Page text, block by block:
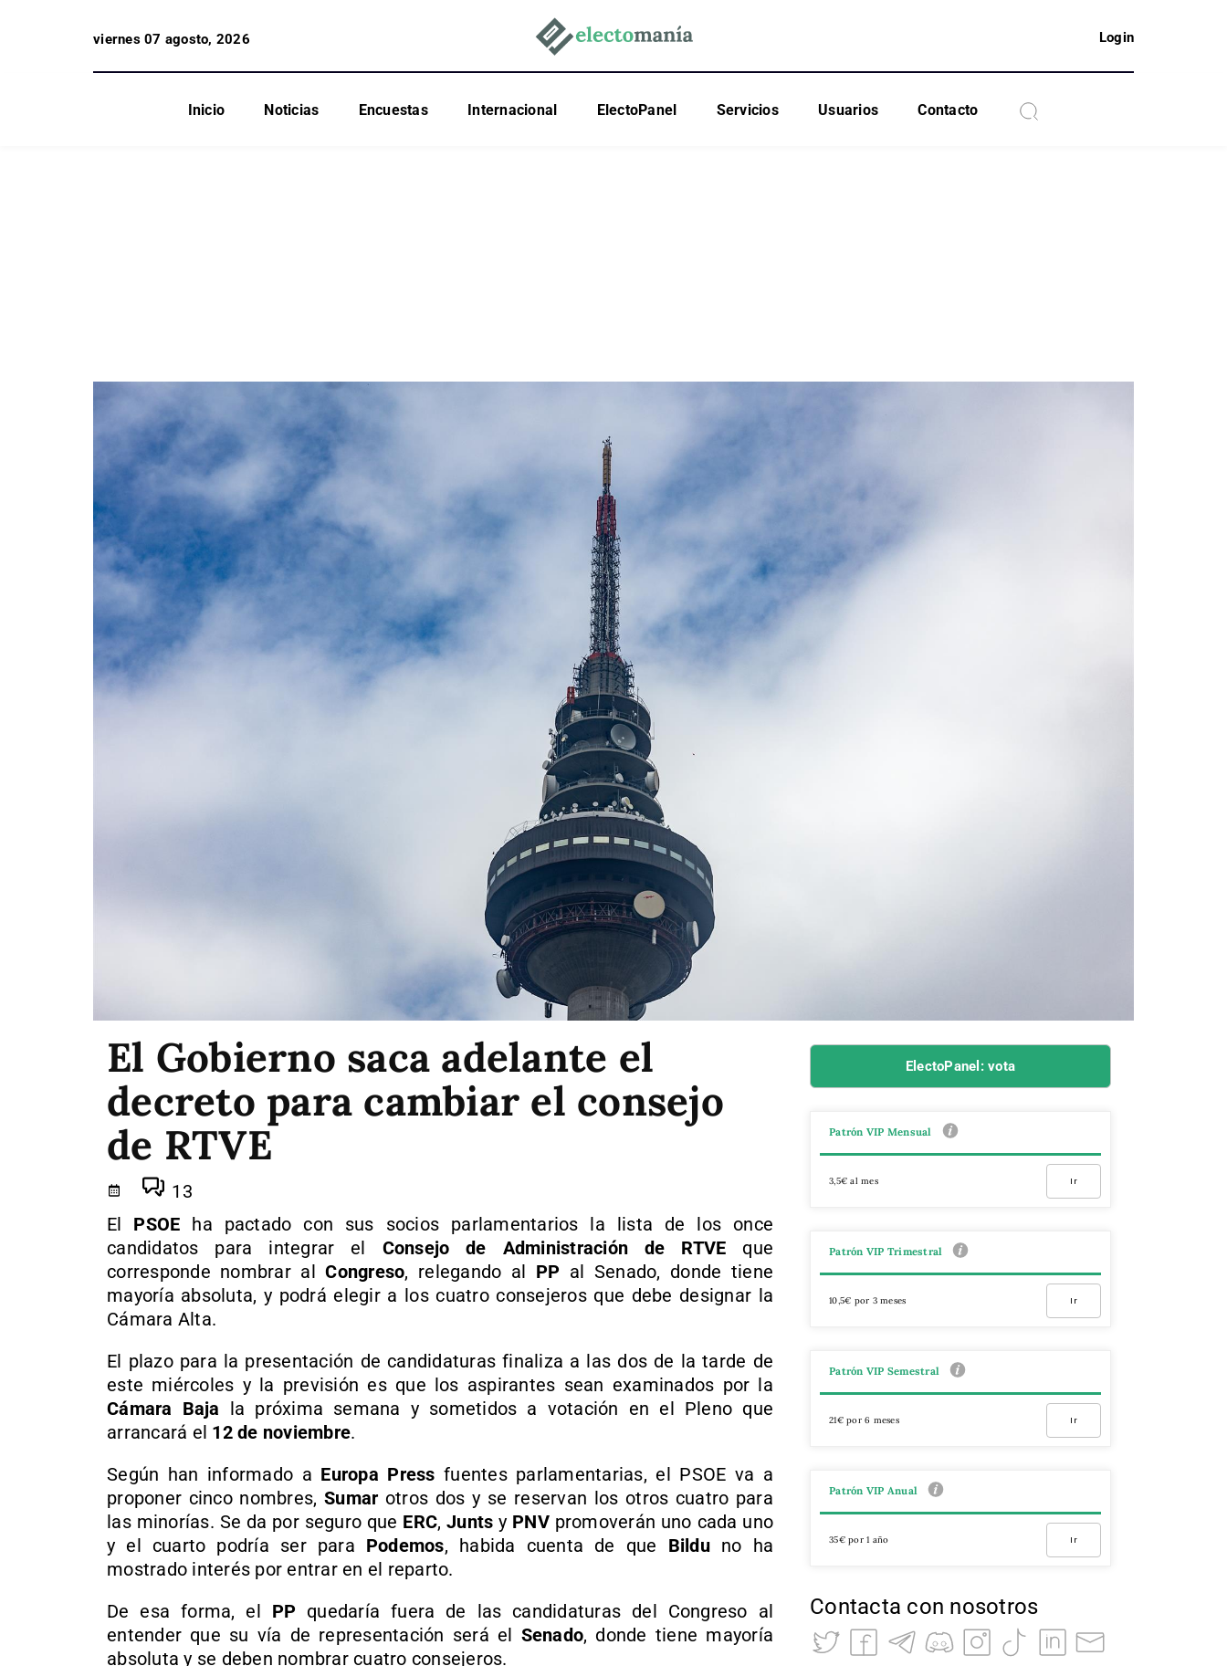
viernes 07 agosto, 2026 Login
Inicio Noticias Encuestas Internacional ElectoPanel Servicios Usuarios Contacto
El Gobierno saca adelante el
decreto para cambiar el consejo
de RTVE
13
El PSOE ha pactado con sus socios parlamentarios la lista de los once
candidatos para integrar el Consejo de Administración de RTVE que
corresponde nombrar alCongreso, relegando al PP al Senado, donde tiene
mayoría absoluta, y podrá elegir a los cuatro consejeros que debe designar la
Cámara Alta.
El plazo para la presentación de candidaturas finaliza a las dos de la tarde de
este miércoles y la previsión es que los aspirantes sean examinados por la
Cámara Baja la próxima semana y sometidos a votación en el Pleno que
arrancará el 12 de noviembre.
Según han informado a Europa Press fuentes parlamentarias, el PSOE va a
proponer cinco nombres,Sumar otros dos y se reservan los otros cuatro para
las minorías. Se da por seguro que ERC,Junts y PNVpromoverán uno cada uno
y el cuarto podría ser para Podemos, habida cuenta de que Bilduno ha
mostrado interés por entrar en el reparto.
De esa forma, el PP quedaría fuera de las candidaturas del Congreso al
entender que su vía de representación será el Senado, donde tiene mayoría
absoluta y se deben nombrar cuatro consejeros.
ElectoPanel: vota
Patrón VIP Mensual
3,5€ al mes Ir
Patrón VIP Trimestral
10,5€ por 3 meses Ir
Patrón VIP Semestral
21€ por 6 meses Ir
Patrón VIP Anual
35€ por 1 año Ir
Contacta con nosotros